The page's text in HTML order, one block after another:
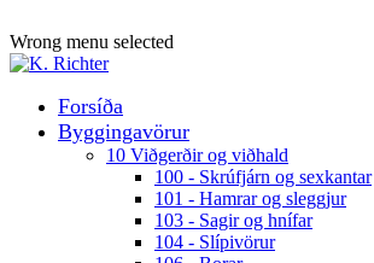
Wrong menu selected
Forsíða
Byggingavörur
10 Viðgerðir og viðhald
100 - Skrúfjárn og sexkantar
101 - Hamrar og sleggjur
103 - Sagir og hnífar
104 - Slípivörur